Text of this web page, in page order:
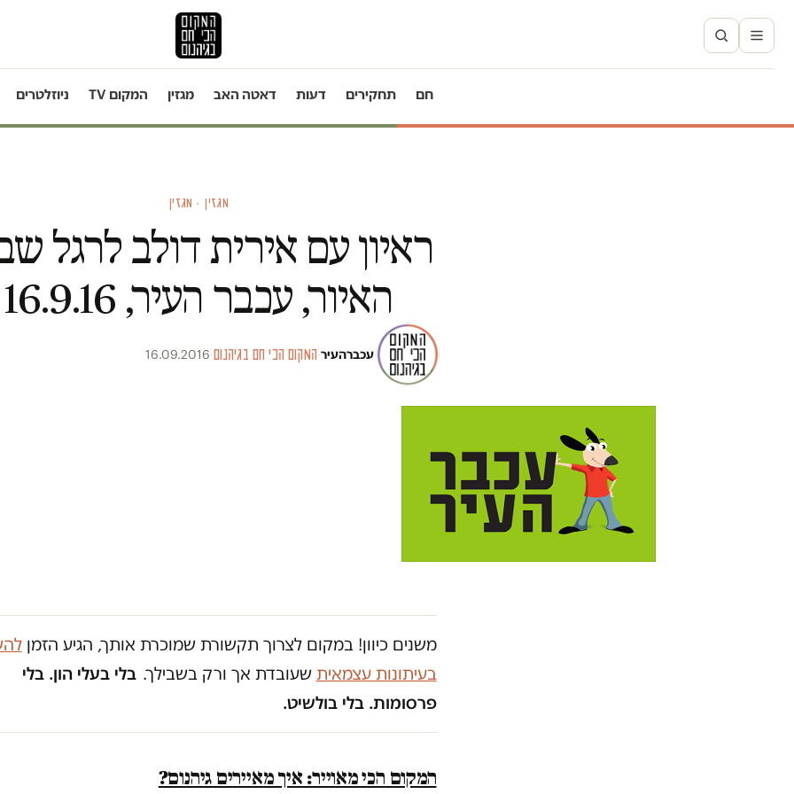
חם תחקירים דעות דאטה האב מגזין המקום TV ניוזלטרים
מגזין · מגזין
ראיון עם אירית דולב לרגל
האיור, עכבר העיר, 16.9.16
עכברהעיר·המקום הכי חם בגיהנום·
16.09.2016
משנים כיוון! במקום לצרוך תקשורת שמוכרת אותך, הגיע הזמן
בעיתונות עצמאית שעובדת אך ורק בשבילך. בלי בעלי הון. בלי
פרסומות. בלי בולשיט.
המקום הכי מאוייר: איך מאיירים גיהנום?